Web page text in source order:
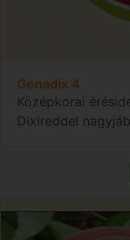
Genadix 4
Középkorai
Dixireddel